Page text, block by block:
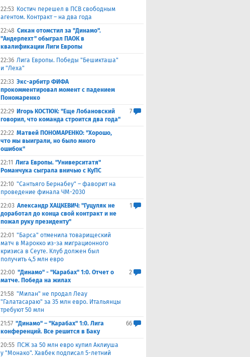
22:53 Костич перешел в ПСВ свободным
агентом. Контракт – на два года
22:48 Сикан отомстил за "Динамо".
"Андерлехт" обыграл ПАОК в
квалификации Лиги Европы
22:36 Лига Европы. Победы "Бешикташа"
и "Леха"
22:33 Экс-арбитр ФИФА
прокомментировал момент с падением
Пономаренко
22:29 Игорь КОСТЮК: "Еще Лобановский
говорил, что команда строится два года"
7
22:22 Матвей ПОНОМАРЕНКО: "Хорошо,
что мы выиграли, но было много
ошибок"
22:11 Лига Европы. "Университатя"
Романчука сыграла вничью с ​КуПС
22:10 "Сантьяго Бернабеу" – фаворит на
проведение финала ЧМ-2030
22:03 Александр ХАЦКЕВИЧ: "Гуцуляк не
доработал до конца свой контракт и не
пожал руку президенту"
1
22:01 "Барса" отменила товарищеский
матч в Марокко из-за миграционного
кризиса в Сеуте. Клуб должен был
получить 4,5 млн евро
22:00 "Динамо" - "Карабах" 1:0. Отчет о
матче. Победа на жилах
2
21:58 "Милан" не продал Леау
"Галатасараю" за 35 млн евро. Итальянцы
требуют 50 млн
21:57 "Динамо" – "Карабах" 1:0. Лига
конференций. Все решится в Баку
66
20:55 ПСЖ за 50 млн евро купил Аклиуша
у "Монако". Хавбек подписал 5-летний